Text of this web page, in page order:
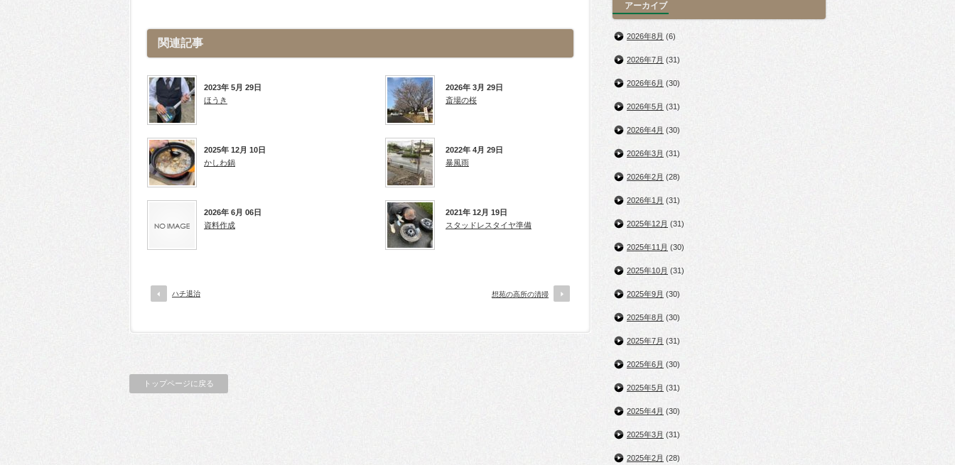
関連記事
2023年 5月 29日
ほうき
2026年 3月 29日
斎場の桜
2025年 12月 10日
かしわ鍋
2022年 4月 29日
暴風雨
2026年 6月 06日
資料作成
2021年 12月 19日
スタッドレスタイヤ準備
ハチ退治 想苑の高所の清掃
トップページに戻る
アーカイブ
2026年8月 (6)
2026年7月 (31)
2026年6月 (30)
2026年5月 (31)
2026年4月 (30)
2026年3月 (31)
2026年2月 (28)
2026年1月 (31)
2025年12月 (31)
2025年11月 (30)
2025年10月 (31)
2025年9月 (30)
2025年8月 (30)
2025年7月 (31)
2025年6月 (30)
2025年5月 (31)
2025年4月 (30)
2025年3月 (31)
2025年2月 (28)